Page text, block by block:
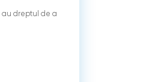
au dreptul de a